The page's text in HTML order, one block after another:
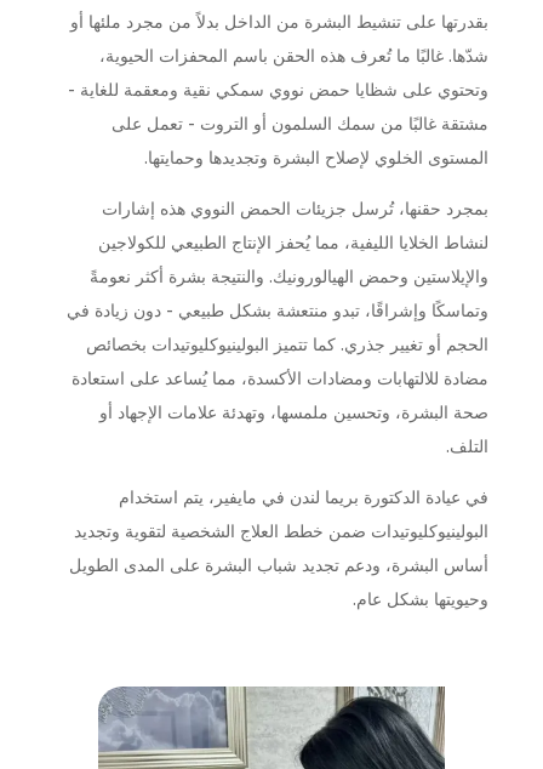
بقدرتها على تنشيط البشرة من الداخل بدلاً من مجرد ملئها أو
شدّها. غالبًا ما تُعرف هذه الحقن باسم المحفزات الحيوية،
وتحتوي على شظايا حمض نووي سمكي نقية ومعقمة للغاية -
مشتقة غالبًا من سمك السلمون أو التروت - تعمل على
المستوى الخلوي لإصلاح البشرة وتجديدها وحمايتها.
بمجرد حقنها، تُرسل جزيئات الحمض النووي هذه إشارات
لنشاط الخلايا الليفية، مما يُحفز الإنتاج الطبيعي للكولاجين
والإيلاستين وحمض الهيالورونيك. والنتيجة بشرة أكثر نعومةً
وتماسكًا وإشراقًا، تبدو منتعشة بشكل طبيعي - دون زيادة في
الحجم أو تغيير جذري. كما تتميز البولينيوكليوتيدات بخصائص
مضادة للالتهابات ومضادات الأكسدة، مما يُساعد على استعادة
صحة البشرة، وتحسين ملمسها، وتهدئة علامات الإجهاد أو
التلف.
في عيادة الدكتورة بريما لندن في مايفير، يتم استخدام
البولينيوكليوتيدات ضمن خطط العلاج الشخصية لتقوية وتجديد
أساس البشرة، ودعم تجديد شباب البشرة على المدى الطويل
وحيويتها بشكل عام.